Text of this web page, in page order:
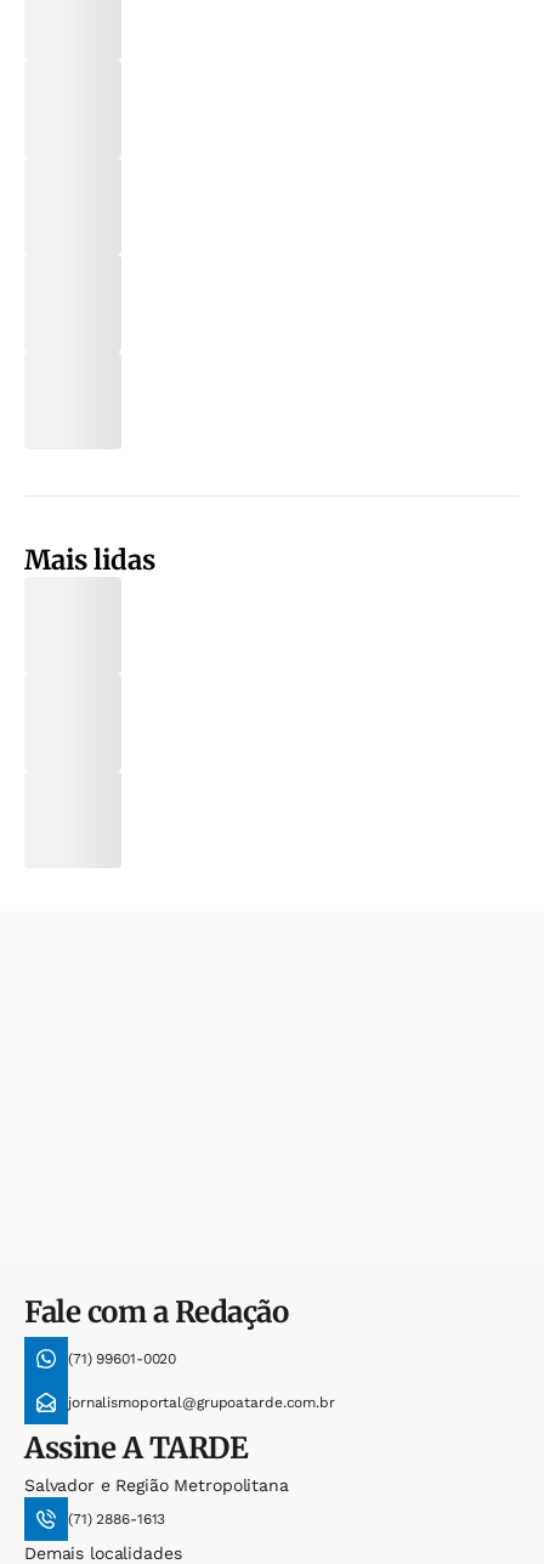
Mais lidas
Fale com a Redação
(71) 99601-0020
jornalismoportal@grupoatarde.com.br
AssineA TARDE
Salvador e Região Metropolitana
(71) 2886-1613
Demais localidades